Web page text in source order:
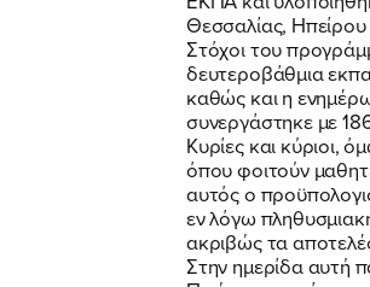
Θεσσαλίας, Ηπείρου
Στόχοι του
δευτεροβάθμια
καθώς και η
συνεργάστηκε με
Κυρίες και κύριοι,
όπου φοιτούν
αυτός ο
εν λόγω
ακριβώς τα
Στην ημερίδα αυτή